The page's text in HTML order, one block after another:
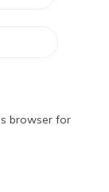
browser for